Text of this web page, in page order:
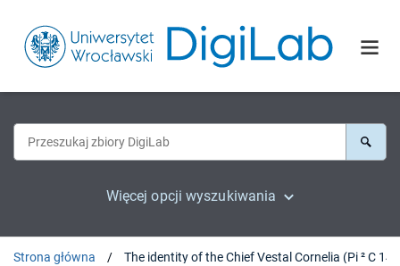
Więcej opcji wyszukiwania
Strona główna